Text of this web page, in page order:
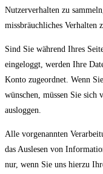
Nutzerverhalten zu
missbräuchliches Verhalten
Sind Sie während Ihres
eingeloggt, werden Ihre
Konto zugeordnet. Wenn
wünschen, müssen Sie sich
ausloggen.
Alle vorgenannten
das Auslesen von
nur, wenn Sie uns hierzu